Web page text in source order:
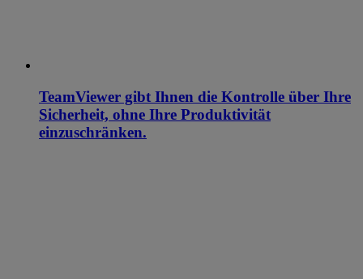
TeamViewer gibt Ihnen die Kontrolle über Ihre
Sicherheit, ohne Ihre Produktivität
einzuschränken.